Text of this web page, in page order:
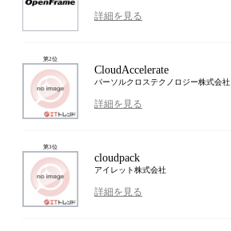
詳細を見る
第2位
CloudAccelerate
パーソルクロステクノロジー株式会社
詳細を見る
第3位
cloudpack
アイレット株式会社
詳細を見る